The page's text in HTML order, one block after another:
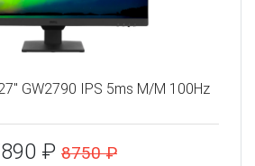
GW2790 IPS 5ms M/M 100Hz
₽ 8750 ₽